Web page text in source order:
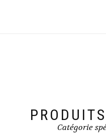
Catégorie